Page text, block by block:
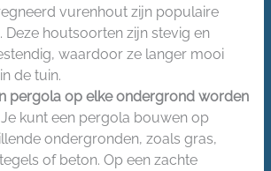
vurenhout zijn populaire
Deze houtsoorten zijn stevig en
waardoor ze langer mooi
de tuin.
pergola op elke ondergrond worden
Je kunt een pergola bouwen op
ondergronden, zoals gras,
of beton. Op een zachte